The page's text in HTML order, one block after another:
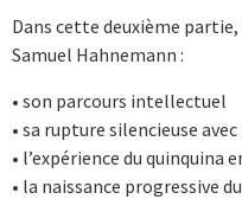
Dans cette deuxième
Samuel Hahnemann :
• son parcours intellectuel
• sa rupture silencieuse
• l’expérience du quinquina
• la naissance progressive